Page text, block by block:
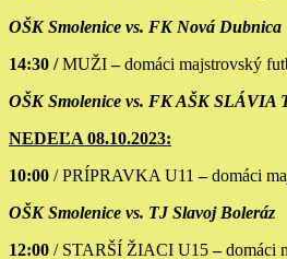
OŠK Smolenice vs. FK Nová Dubnica
14:30 /MUŽI–domáci majstrovský
OŠK Smolenice vs. FK AŠK SLÁVIA
NEDEĽA 08.10.2023:
10:00 / PRÍPRAVKA U11 –domáci
OŠK Smolenice vs. TJ Slavoj Boleráz
12:00 / STARŠÍ ŽIACI U15–domáci